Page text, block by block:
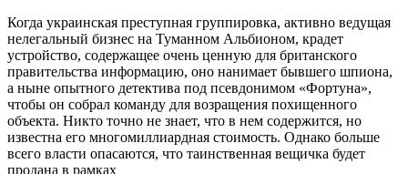
Когда украинская преступная группировка, активно ведущая
нелегальный бизнес на Туманном Альбионом, крадет
устройство, содержащее очень ценную для британского
правительства информацию, оно нанимает бывшего шпиона,
а ныне опытного детектива под псевдонимом «Фортуна»,
чтобы он собрал команду для возращения похищенного
объекта. Никто точно не знает, что в нем содержится, но
известна его многомиллиардная стоимость. Однако больше
всего власти опасаются, что таинственная вещичка будет
продана в рамках